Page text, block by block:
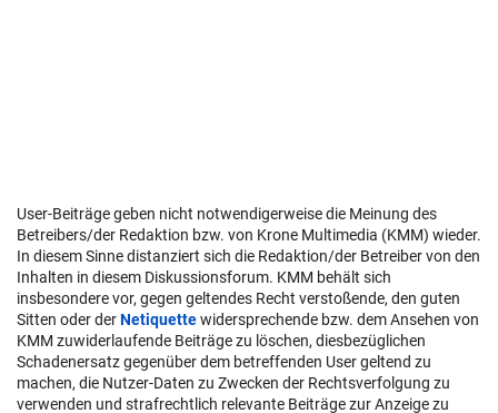
User-Beiträge geben nicht notwendigerweise die Meinung des
Betreibers/der Redaktion bzw. von Krone Multimedia (KMM) wieder.
In diesem Sinne distanziert sich die Redaktion/der Betreiber von den
Inhalten in diesem Diskussionsforum. KMM behält sich
insbesondere vor, gegen geltendes Recht verstoßende, den guten
Sitten oder derNetiquettewidersprechende bzw. dem Ansehen von
KMM zuwiderlaufende Beiträge zu löschen, diesbezüglichen
Schadenersatz gegenüber dem betreffenden User geltend zu
machen, die Nutzer-Daten zu Zwecken der Rechtsverfolgung zu
verwenden und strafrechtlich relevante Beiträge zur Anzeige zu